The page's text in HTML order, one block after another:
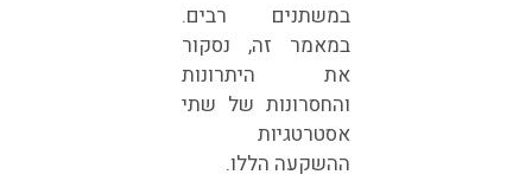
במשתנים רבים.
במאמר זה, נסקור
את היתרונות
והחסרונות של שתי
אסטרטגיות
ההשקעה הללו.